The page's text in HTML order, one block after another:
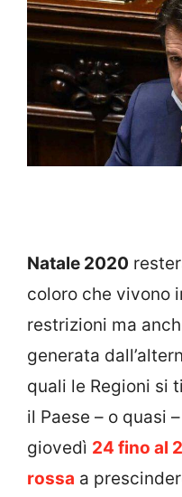
Natale 2020
coloro che vivono
restrizioni ma
generata
quali le Regioni si
il Paese – o quasi
giovedì 24 fino al
rossa a